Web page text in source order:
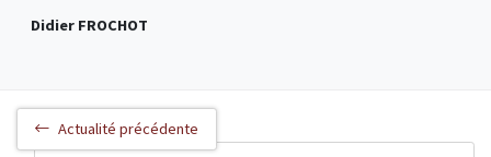
Didier FROCHOT
Actualité précédente